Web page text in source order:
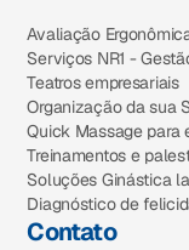
Avaliação
Serviços NR1 -
Teatros empresariais
Organização da sua
Quick Massage para
Treinamentos e
Soluções Ginástica
Diagnóstico de
Contato